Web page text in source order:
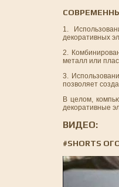
1.
декоративных
2.
металл или
3.
позволяет
В целом,
декоративные
ВИДЕО:
#SHORTS